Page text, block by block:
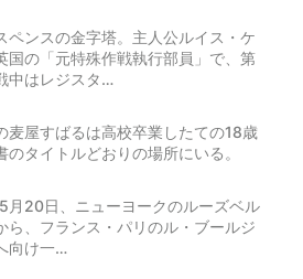
ペンスの金字塔。主人公ルイス・ケ
国の「元特殊作戦執行部員」で、第
中はレジスタ…
麦屋すばるは高校卒業したての18歳
のタイトルどおりの場所にいる。
月20日、ニューヨークのルーズベル
ら、フランス・パリのル・ブールジ
向け一…